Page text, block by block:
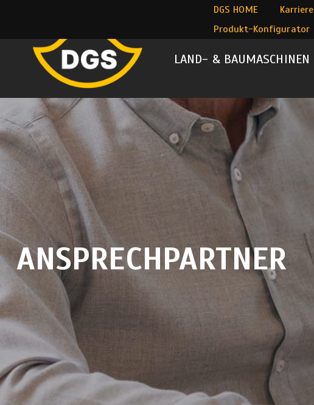
DGS HOME Karriere
Produkt-Konfigurator
LAND- & BAUMASCHINEN
ANSPRECHPARTNER